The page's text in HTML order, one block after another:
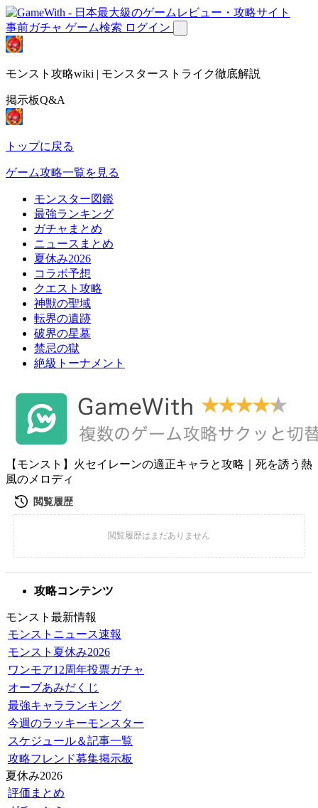
事前ガチャ ゲーム検索 ログイン
モンスト攻略wiki | モンスターストライク徹底解説
掲示板Q&A
トップに戻る
ゲーム攻略一覧を見る
モンスター図鑑
最強ランキング
ガチャまとめ
ニュースまとめ
夏休み2026
コラボ予想
クエスト攻略
神獣の聖域
転界の遺跡
破界の星墓
禁忌の獄
絶級トーナメント
【モンスト】火セイレーンの適正キャラと攻略｜死を誘う熱
風のメロディ
攻略コンテンツ
モンスト最新情報
モンストニュース速報
モンスト夏休み2026
ワンモア12周年投票ガチャ
オーブあみだくじ
最強キャラランキング
今週のラッキーモンスター
スケジュール＆記事一覧
攻略フレンド募集掲示板
夏休み2026
評価まとめ